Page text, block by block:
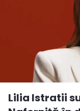
Lilia Istratii